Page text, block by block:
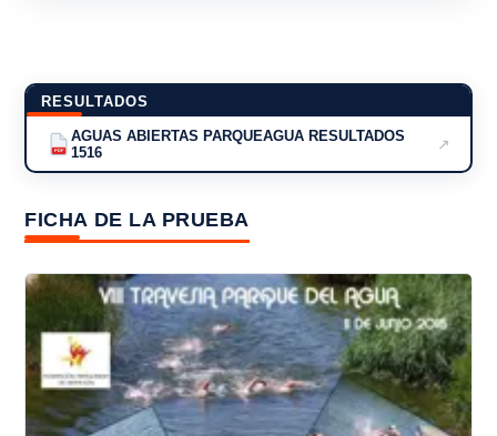
RESULTADOS
PDF
AGUAS ABIERTAS PARQUEAGUA RESULTADOS
1516
↗
FICHA DE LA PRUEBA